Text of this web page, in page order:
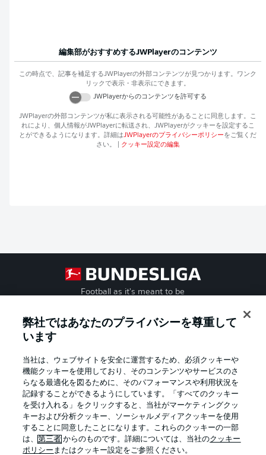
編集部がおすすめするJWPlayerのコンテンツ
この時点で、記事を補足するJWPlayerの外部コンテンツが見つかります。ワンク
リックで表示・非表示にできます。
JWPlayerからのコンテンツを許可する
JWPlayerの外部コンテンツが私に表示される可能性があることに同意します。こ
れにより、個人情報がJWPlayerに転送され、 JWPlayerがクッキーを設定するこ
とができるようになります。詳細はJWPlayerのプライバシーポリシーをご覧くだ
さい。
クッキー設定の編集
Football as it's meant to be
Official Partners
弊社ではあなたのプライバシーを尊重して
います
当社は、ウェブサイトを安全に運営するため、必須クッキーや
機能クッキーを使用しており、そのコンテンツやサービスのさ
らなる最適化を図るために、そのパフォーマンスや利用状況を
記録することができるようにしています。「すべてのクッキー
を受け入れる」をクリックすると、当社がマーケティングクッ
キーおよび分析クッキー、ソーシャルメディアクッキーを使用
することに同意したことになります。これらのクッキーの一部
は、第三者 からのものです。詳細については、当社のクッキー
ポリシー またはクッキー設定をご参照ください。